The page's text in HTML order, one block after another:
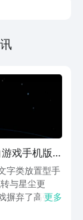
载，是目前手
。目前海量游
充、5折月
戏手机版
字类放置型手
与星尘更
摒弃了高强度
高自由度的
更多